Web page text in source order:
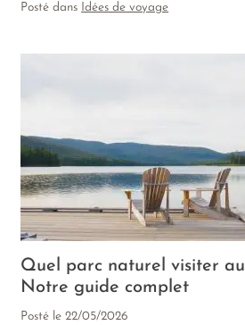
Posté dans Idées de voyage
Quel parc naturel visiter
Notre guide complet
Posté le22/05/2026